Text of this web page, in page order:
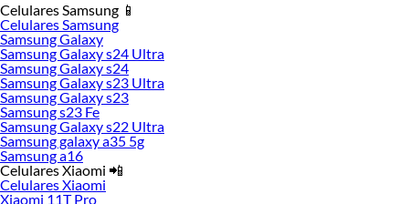
Celulares Samsung 📱
Celulares Samsung
Samsung Galaxy
Samsung Galaxy s24 Ultra
Samsung Galaxy s24
Samsung Galaxy s23 Ultra
Samsung Galaxy s23
Samsung s23 Fe
Samsung Galaxy s22 Ultra
Samsung galaxy a35 5g
Samsung a16
Celulares Xiaomi 📲
Celulares Xiaomi
Xiaomi 11T Pro